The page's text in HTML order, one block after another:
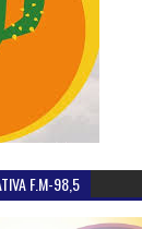
F.M-98,5